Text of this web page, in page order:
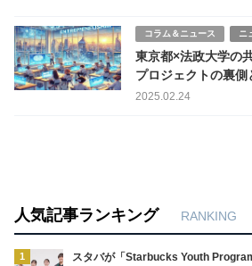
コラム＆ニュース ニ
東京都×法政大学の
プロジェクトの裏側
2025.02.24
人気記事ランキング RANKING
1
スタバが「Starbucks Youth